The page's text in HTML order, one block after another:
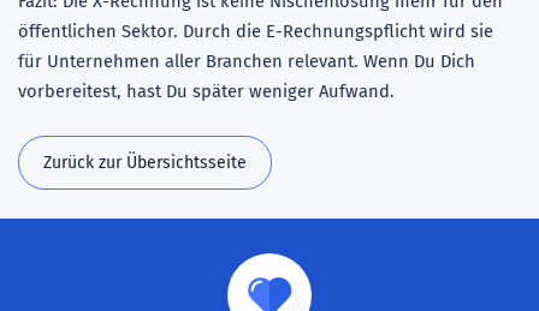
öffentlichen Sektor. Durch die E-Rechnungspflicht wird sie
für Unternehmen aller Branchen relevant. Wenn Du Dich
vorbereitest, hast Du später weniger Aufwand.
Zurück zur Übersichtsseite